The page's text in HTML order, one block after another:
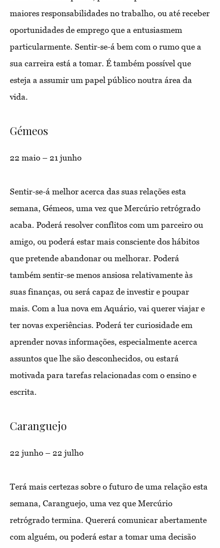
maiores responsabilidades no trabalho, ou até receber
oportunidades de emprego que a entusiasmem
particularmente. Sentir-se-á bem com o rumo que a
sua carreira está a tomar. É também possível que
esteja a assumir um papel público noutra área da
vida.
Gémeos
22 maio – 21 junho
Sentir-se-á melhor acerca das suas relações esta
semana, Gémeos, uma vez que Mercúrio retrógrado
acaba. Poderá resolver conflitos com um parceiro ou
amigo, ou poderá estar mais consciente dos hábitos
que pretende abandonar ou melhorar. Poderá
também sentir-se menos ansiosa relativamente às
suas finanças, ou será capaz de investir e poupar
mais. Com a lua nova em Aquário, vai querer viajar e
ter novas experiências. Poderá ter curiosidade em
aprender novas informações, especialmente acerca
assuntos que lhe são desconhecidos, ou estará
motivada para tarefas relacionadas com o ensino e
escrita.
Caranguejo
22 junho – 22 julho
Terá mais certezas sobre o futuro de uma relação esta
semana, Caranguejo, uma vez que Mercúrio
retrógrado termina. Quererá comunicar abertamente
com alguém, ou poderá estar a tomar uma decisão